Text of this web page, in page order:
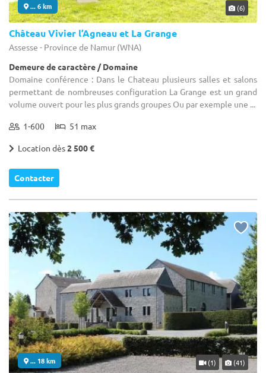
... 6 km (6)
Château Vivier l’Agneau et La Grange
Assesse - Province de Namur (WNA)
Demeure de caractère / Domaine
Domaine conférence : Dans le Chateau plusieurs salles et salons
permettant de nombreuses configuration La Grange est un grand
volume ouvert pour les plus grands groupes Ou par exemple une ...
1-600 51 max
Location dès2 500 €
Contacter
... 18 km (1) (41)